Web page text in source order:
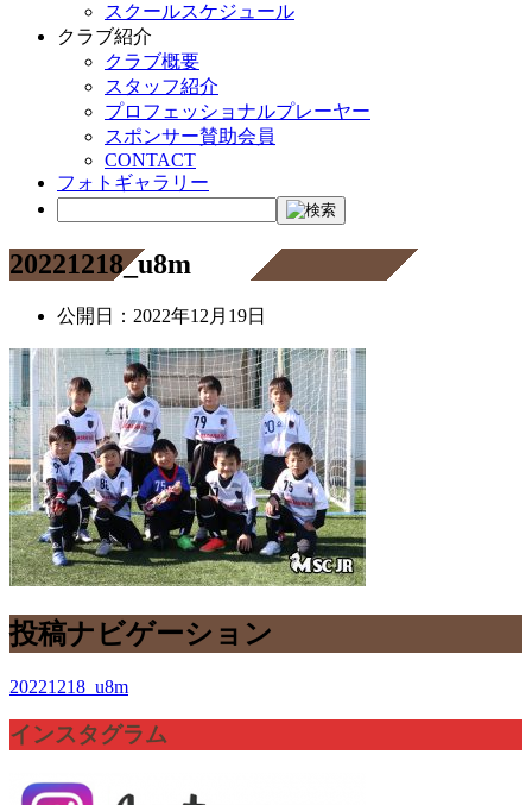
スクールスケジュール
クラブ紹介
クラブ概要
スタッフ紹介
プロフェッショナルプレーヤー
スポンサー賛助会員
CONTACT
フォトギャラリー
20221218_u8m
公開日： 2022年12月19日
投稿ナビゲーション
20221218_u8m
インスタグラム